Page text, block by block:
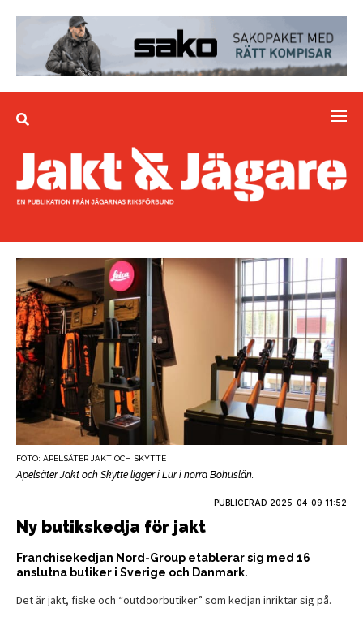
FOTO: APELSÄTER JAKT OCH SKYTTE
Apelsäter Jakt och Skytte ligger i Lur i norra Bohuslän.
PUBLICERAD 2025-04-09 11:52
Ny butikskedja för jakt
Franchisekedjan Nord-Group etablerar sig med 16
anslutna butiker i Sverige och Danmark.
Det är jakt, fiske och “outdoorbutiker” som kedjan inriktar sig på.